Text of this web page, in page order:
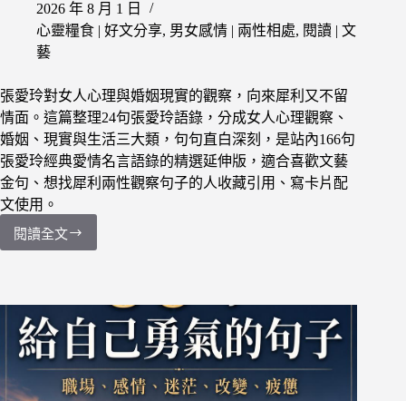
可
惜
已
完
了
2026 年 8 月 1 日
心靈糧食 | 好文分享, 男女感情 | 兩性相處, 閱讀 | 文
藝
張愛玲對女人心理與婚姻現實的觀察，向來犀利又不留
情面。這篇整理24句張愛玲語錄，分成女人心理觀察、
婚姻、現實與生活三大類，句句直白深刻，是站內166句
張愛玲經典愛情名言語錄的精選延伸版，適合喜歡文藝
金句、想找犀利兩性觀察句子的人收藏引用、寫卡片配
文使用。
閱讀全文
【張
錄】
24
句
看